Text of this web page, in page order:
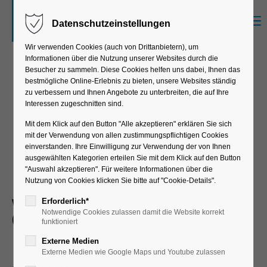
Der Eintrag "offcanvas-col1" existiert leider
nicht.
Der Eintrag "offcanvas-col2" existiert leider
nicht.
Der Eintrag "offcanvas-col3" existiert leider
nicht.
Der Eintrag "offcanvas-col4" existiert leider
nicht.
Internet of Things (IoT)
Wie kleine Dinge unser
(Unternehmens-) Leben verändern
Datenschutzeinstellungen
Wir verwenden Cookies (auch von Drittanbietern), um
Informationen über die Nutzung unserer Websites durch die
Besucher zu sammeln. Diese Cookies helfen uns dabei, Ihnen das
bestmögliche Online-Erlebnis zu bieten, unsere Websites ständig
zu verbessern und Ihnen Angebote zu unterbreiten, die auf Ihre
Interessen zugeschnitten sind.
Mit dem Klick auf den Button "Alle akzeptieren" erklären Sie sich
mit der Verwendung von allen zustimmungspflichtigen Cookies
einverstanden. Ihre Einwilligung zur Verwendung der von Ihnen
ausgewählten Kategorien erteilen Sie mit dem Klick auf den Button
"Auswahl akzeptieren". Für weitere Informationen über die
Nutzung von Cookies klicken Sie bitte auf "Cookie-Details".
Erforderlich*
Notwendige Cookies zulassen damit die Website korrekt
funktioniert
Externe Medien
Externe Medien wie Google Maps und Youtube zulassen